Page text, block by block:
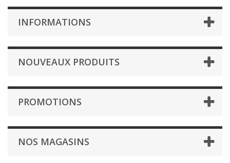
INFORMATIONS
NOUVEAUX PRODUITS
PROMOTIONS
NOS MAGASINS